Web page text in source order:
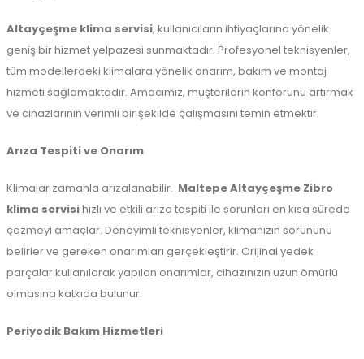
Altayçeşme klima servisi, kullanıcıların ihtiyaçlarına yönelik
geniş bir hizmet yelpazesi sunmaktadır. Profesyonel teknisyenler,
tüm modellerdeki klimalara yönelik onarım, bakım ve montaj
hizmeti sağlamaktadır. Amacımız, müşterilerin konforunu artırmak
ve cihazlarının verimli bir şekilde çalışmasını temin etmektir.
Arıza Tespiti ve Onarım
Klimalar zamanla arızalanabilir. MaltepeAltayçeşme Zibro
klima servisihızlı ve etkili arıza tespiti ile sorunları en kısa sürede
çözmeyi amaçlar. Deneyimli teknisyenler, klimanızın sorununu
belirler ve gereken onarımları gerçekleştirir. Orijinal yedek
parçalar kullanılarak yapılan onarımlar, cihazınızın uzun ömürlü
olmasına katkıda bulunur.
Periyodik Bakım Hizmetleri